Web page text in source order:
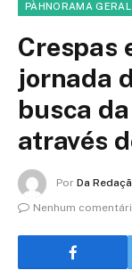
PÀHNORAMA GERAL
Crespas
jornada
busca
através
Por Da
Nenhum